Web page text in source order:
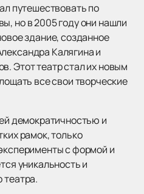
путешествовать по
но в 2005 году они нашли
здание, созданное
Калягина и
Этот театр стал их новым
все свои творческие
демократичностью и
рамок, только
с формой и
уникальность и
театра.